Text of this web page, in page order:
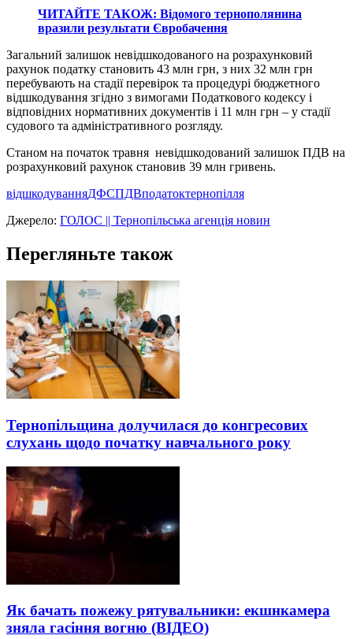
ЧИТАЙТЕ ТАКОЖ: Відомого тернополянина
вразили результати Євробачення
Загальний залишок невідшкодованого на розрахунковий
рахунок податку становить 43 млн грн, з них 32 млн грн
перебувають на стадії перевірок та процедурі бюджетного
відшкодування згідно з вимогами Податкового кодексу і
відповідних нормативних документів і 11 млн грн – у стадії
судового та адміністративного розгляду.
Станом на початок травня невідшкодований залишок ПДВ на
розрахунковий рахунок становив 39 млн гривень.
відшкодуванняДФСПДВподатоктернопілля
Джерело: ГОЛОС || Тернопільська агенція новин
Перегляньте також
Тернопільщина долучилася до конгресових
слухань щодо початку навчального року
Як бачать пожежу рятувальники: екшнкамера
зняла гасіння вогню (ВІДЕО)